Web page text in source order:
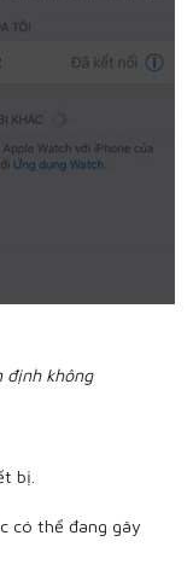
định không
bị.
có thể đang gây